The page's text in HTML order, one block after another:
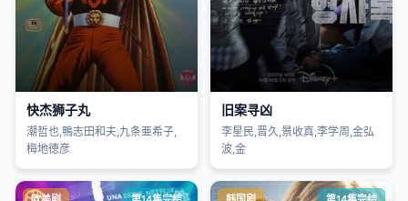
快杰狮子丸
潮哲也,鴨志田和夫,九条亜希子,
梅地徳彦
旧案寻凶
李星民,晋久,景收真,李学周,金弘
波,金